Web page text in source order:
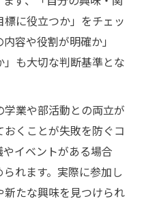
に役立つか」をチェッ
容や役割が明確か」
」も大切な判断基準とな
業や部活動との両立が
くことが失敗を防ぐコ
イベントがある場合
れます。実際に参加し
たな興味を見つけられ